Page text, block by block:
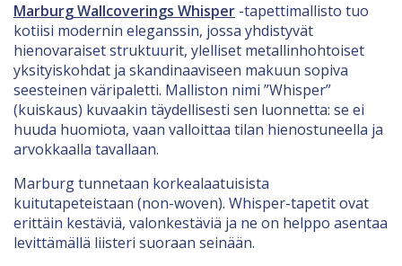
Marburg Wallcoverings Whisper -tapettimallisto tuo
kotiisi modernin eleganssin, jossa yhdistyvät
hienovaraiset struktuurit, ylelliset metallinhohtoiset
yksityiskohdat ja skandinaaviseen makuun sopiva
seesteinen väripaletti. Malliston nimi ”Whisper”
(kuiskaus) kuvaakin täydellisesti sen luonnetta: se ei
huuda huomiota, vaan valloittaa tilan hienostuneella ja
arvokkaalla tavallaan.
Marburg tunnetaan korkealaatuisista
kuitutapeteistaan (non-woven). Whisper-tapetit ovat
erittäin kestäviä, valonkestäviä ja ne on helppo asentaa
levittämällä liisteri suoraan seinään.